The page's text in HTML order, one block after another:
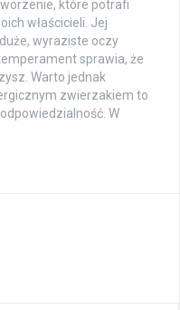
które potrafi
właścicieli. Jej
wyraziste oczy
sprawia, że
Warto jednak
zwierzakiem to
W